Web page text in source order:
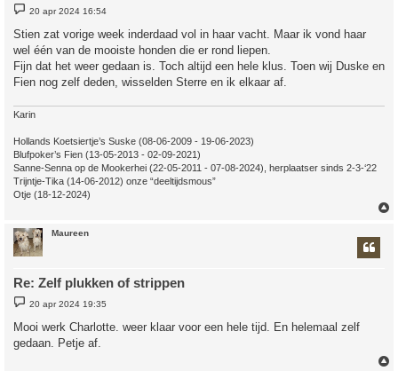
B
e
r
i
c
t
20 apr 2024 16:54
Stien zat vorige week inderdaad vol in haar vacht. Maar ik vond haar
wel één van de mooiste honden die er rond liepen.
Fijn dat het weer gedaan is. Toch altijd een hele klus. Toen wij Duske en
Fien nog zelf deden, wisselden Sterre en ik elkaar af.
Karin
Hollands Koetsiertje’s Suske (08-06-2009 - 19-06-2023)
Blufpoker’s Fien (13-05-2013 - 02-09-2021)
Sanne-Senna op de Mookerhei (22-05-2011 - 07-08-2024), herplaatser sinds 2-3-‘22
Trijntje-Tika (14-06-2012) onze “deeltijdsmous”
Otje (18-12-2024)
Maureen
Re: Zelf plukken of strippen
B
e
i
c
20 apr 2024 19:35
Mooi werk Charlotte. weer klaar voor een hele tijd. En helemaal zelf
gedaan. Petje af.